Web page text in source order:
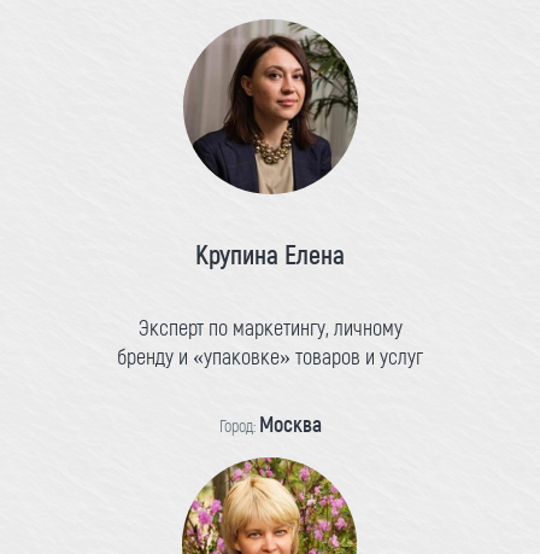
Крупина Елена
Эксперт по маркетингу, личному
бренду и «упаковке» товаров и услуг
Город: Москва